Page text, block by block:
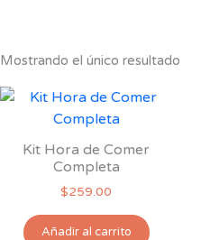
Mostrando el único resultado
Kit Hora de Comer
Completa
$259.00
Añadir al carrito